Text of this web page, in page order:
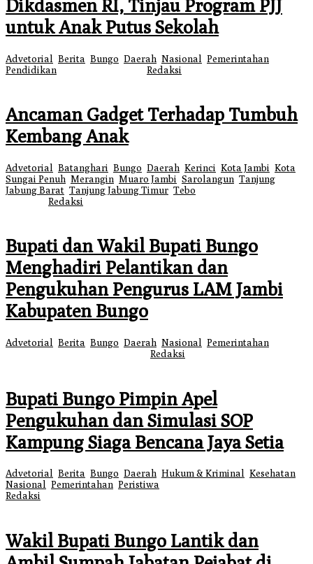
Dikdasmen RI, Tinjau Program PJJ
untuk Anak Putus Sekolah
Advetorial Berita Bungo Daerah Nasional Pemerintahan
Pendidikan
Redaksi
Ancaman Gadget Terhadap Tumbuh
Kembang Anak
Advetorial Batanghari Bungo Daerah Kerinci Kota Jambi Kota
Sungai Penuh Merangin Muaro Jambi Sarolangun Tanjung
Jabung Barat Tanjung Jabung Timur Tebo
Redaksi
Bupati dan Wakil Bupati Bungo
Menghadiri Pelantikan dan
Pengukuhan Pengurus LAM Jambi
Kabupaten Bungo
Advetorial Berita Bungo Daerah Nasional Pemerintahan
Redaksi
Bupati Bungo Pimpin Apel
Pengukuhan dan Simulasi SOP
Kampung Siaga Bencana Jaya Setia
Advetorial Berita Bungo Daerah Hukum & Kriminal Kesehatan
Nasional
Pemerintahan Peristiwa
Redaksi
Wakil Bupati Bungo Lantik dan